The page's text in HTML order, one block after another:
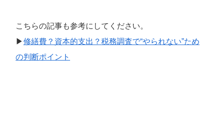
こちらの記事も参考にしてください。
▶修繕費？資本的支出？税務調査で“やられない”ため
の判断ポイント